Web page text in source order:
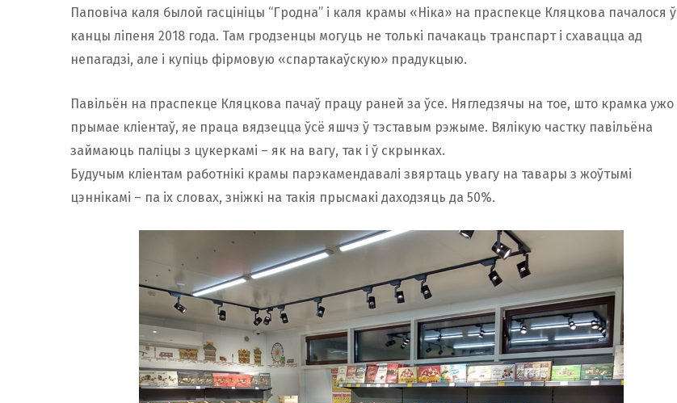
Паповіча каля былой гасцініцы “Гродна” і каля крамы «Ніка» на праспекце Кляцкова пачалося ў
канцы ліпеня 2018 года. Там гродзенцы могуць не толькі пачакаць транспарт і схавацца ад
непагадзі, але і купіць фірмовую «спартакаўскую» прадукцыю.
Павільён на праспекце Кляцкова пачаў працу раней за ўсе. Нягледзячы на ​​тое, што крамка ужо
прымае кліентаў, яе праца вядзецца ўсё яшчэ ў тэставым рэжыме. Вялікую частку павільёна
займаюць паліцы з цукеркамі – як на вагу, так і ў скрынках.
Будучым кліентам работнікі крамы парэкамендавалі звяртаць увагу на тавары з жоўтымі
цэннікамі – па іх словах, зніжкі на такія прысмакі даходзяць да 50%.